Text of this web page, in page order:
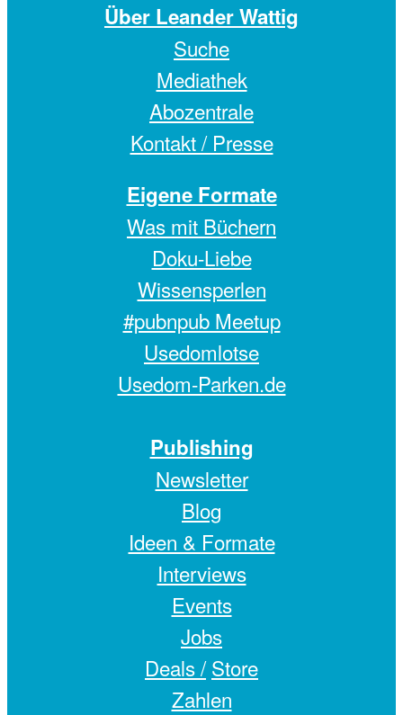
Über Leander Wattig
Suche
Mediathek
Abozentrale
Kontakt / Presse
Eigene Formate
Was mit Büchern
Doku-Liebe
Wissensperlen
#pubnpub Meetup
Usedomlotse
Usedom-Parken.de
Publishing
Newsletter
Blog
Ideen & Formate
Interviews
Events
Jobs
Deals / Store
Zahlen